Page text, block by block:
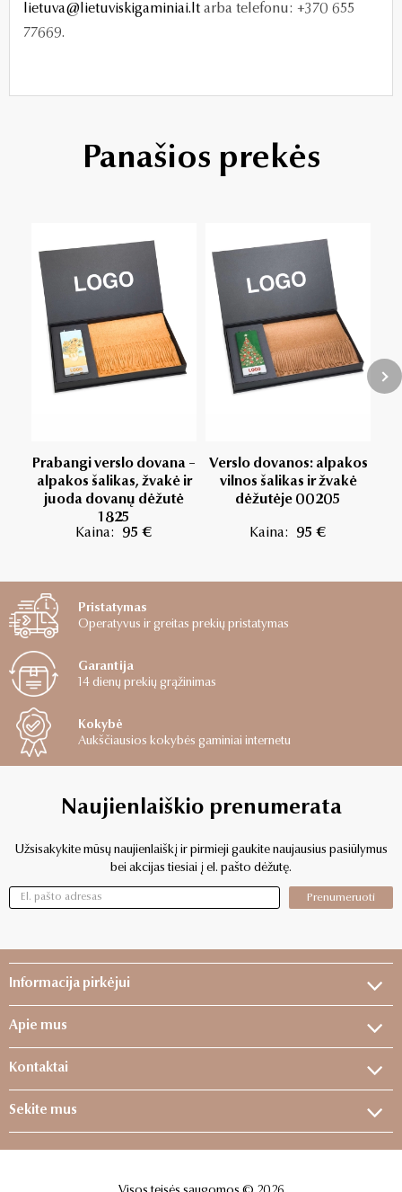
lietuva@lietuviskigaminiai.lt arba telefonu: +370 655
77669.
Panašios prekės
Prabangi verslo dovana –
alpakos šalikas, žvakė ir
juoda dovanų dėžutė
1825
Kaina:
95 €
Verslo dovanos: alpakos
vilnos šalikas ir žvakė
dėžutėje 00205
Kaina: 95 €
Pristatymas
Operatyvus ir greitas prekių pristatymas
Garantija
14 dienų prekių grąžinimas
Kokybė
Aukščiausios kokybės gaminiai internetu
Naujienlaiškio prenumerata
Užsisakykite mūsų naujienlaiškį ir pirmieji gaukite naujausius pasiūlymus
bei akcijas tiesiai į el. pašto dėžutę.
Prenumeruoti
Informacija pirkėjui
Apie mus
Kontaktai
Sekite mus